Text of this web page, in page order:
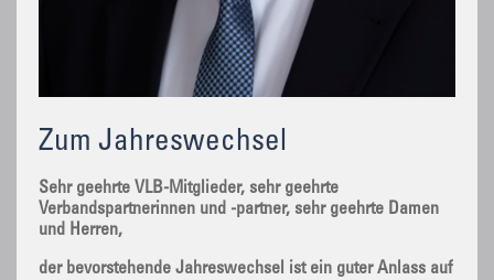
Zum Jahreswechsel
Sehr geehrte VLB-Mitglieder, sehr geehrte
Verbandspartnerinnen und -partner, sehr geehrte Damen
und Herren,
der bevorstehende Jahreswechsel ist ein guter Anlass auf